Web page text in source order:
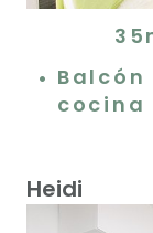
Balcón
cocina
Heidi